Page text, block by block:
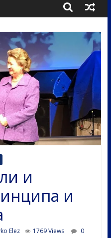
и
и
Elez 1769 Views
0